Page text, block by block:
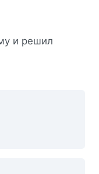
и решил